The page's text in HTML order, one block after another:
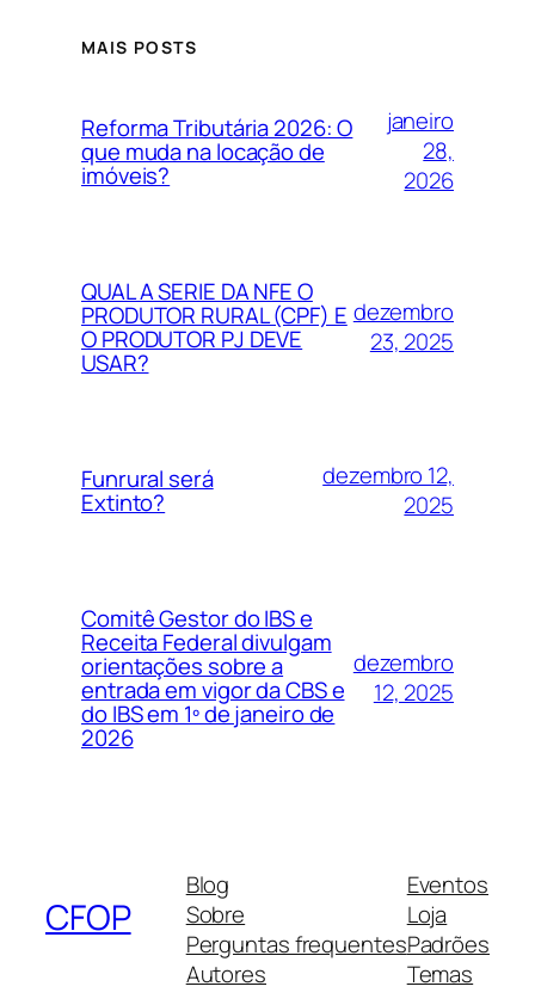
MAIS POSTS
Reforma Tributária 2026: O
que muda na locação de
imóveis?
janeiro
28,
2026
QUAL A SERIE DA NFE O
PRODUTOR RURAL (CPF) E
O PRODUTOR PJ DEVE
USAR?
dezembro
23, 2025
Funrural será
Extinto?
dezembro 12,
2025
Comitê Gestor do IBS e
Receita Federal divulgam
orientações sobre a
entrada em vigor da CBS e
do IBS em 1º de janeiro de
2026
dezembro
12, 2025
CFOP
Blog
Sobre
Perguntas frequentes
Autores
Eventos
Loja
Padrões
Temas